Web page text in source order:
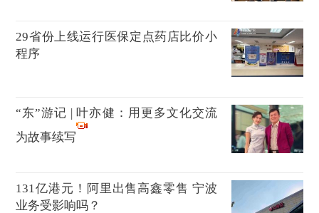
29省份上线运行医保定点药店比价小
程序
“东”游记 | 叶亦健：用更多文化交流
为故事续写
131亿港元！阿里出售高鑫零售 宁波
业务受影响吗？